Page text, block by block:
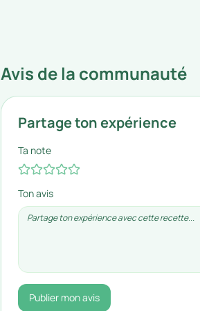
Avis de la communauté
Partage ton expérience
Ta note
Ton avis
Publier mon avis